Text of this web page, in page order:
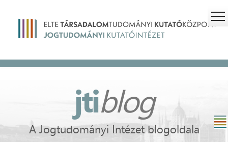
jtiblog
A Jogtudományi Intézet blogoldala